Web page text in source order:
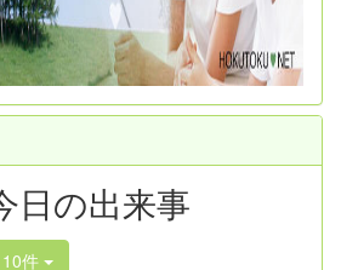
日の出来事
10件